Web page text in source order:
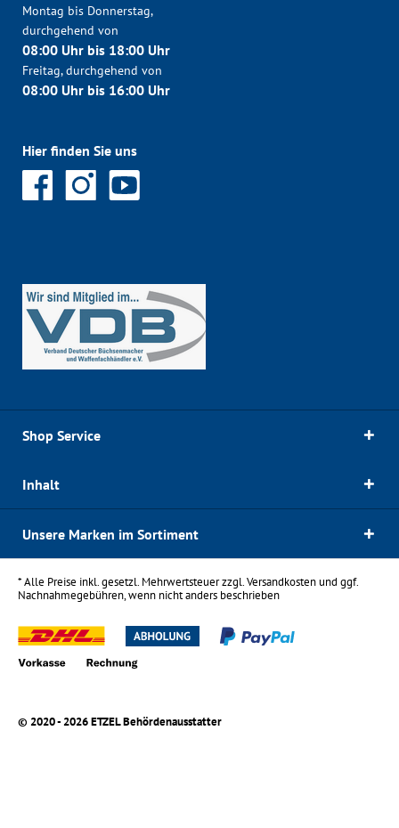
Montag bis Donnerstag,
durchgehend von
08:00 Uhr bis 18:00 Uhr
Freitag, durchgehend von
08:00 Uhr bis 16:00 Uhr
Hier finden Sie uns
Shop Service
Inhalt
Unsere Marken im Sortiment
* Alle Preise inkl. gesetzl. Mehrwertsteuer zzgl.Versandkostenund ggf.
Nachnahmegebühren, wenn nicht anders beschrieben
© 2020 - 2026 ETZEL Behördenausstatter